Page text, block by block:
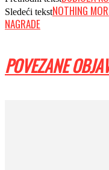
Sledeći tekstNOTHING
NAGRADE
POVEZANE